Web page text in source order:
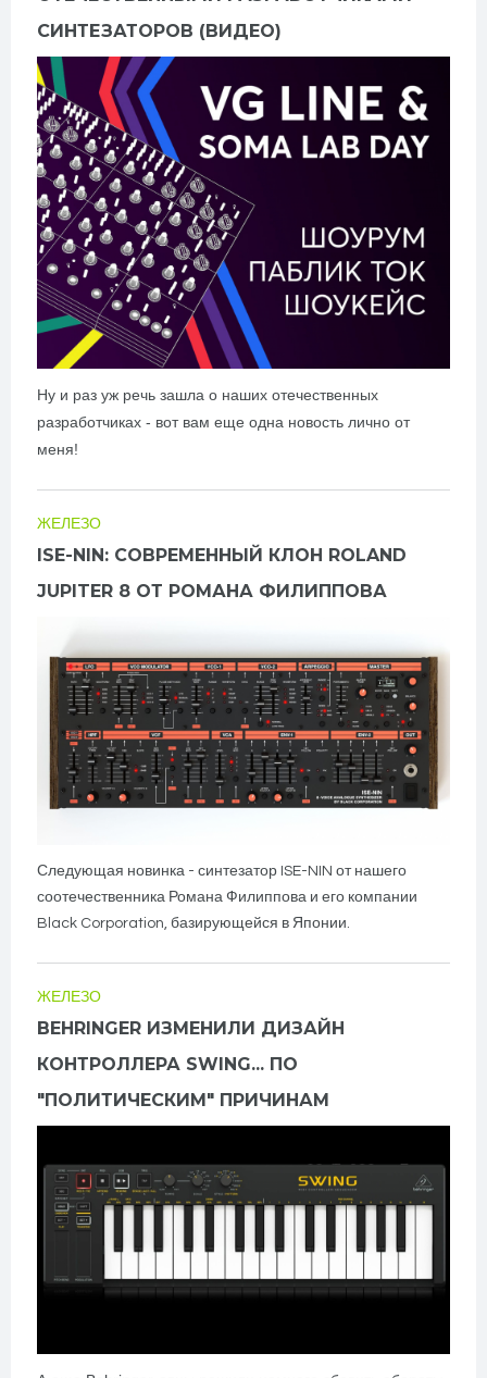
СИНТЕЗАТОРОВ (ВИДЕО)
Ну и раз уж речь зашла о наших отечественных
разработчиках - вот вам еще одна новость лично от
меня!
ЖЕЛЕЗО
ISE-NIN: СОВРЕМЕННЫЙ КЛОН ROLAND
JUPITER 8 ОТ РОМАНА ФИЛИППОВА
Следующая новинка - синтезатор ISE-NIN от нашего
соотечественника Романа Филиппова и его компании
Black Corporation, базирующейся в Японии.
ЖЕЛЕЗО
BEHRINGER ИЗМЕНИЛИ ДИЗАЙН
КОНТРОЛЛЕРА SWING... ПО
"ПОЛИТИЧЕСКИМ" ПРИЧИНАМ